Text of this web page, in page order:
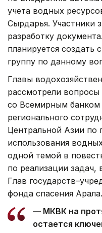
учета водных
Сырдарья. Участники
разработку
планируется создать
группу по данному
Главы
рассмотрели вопросы
со Всемирным банком
регионального
Центральной Азии
использования
одной темой в
по реализации
Глав
фонда спасения Арала.
— МКВК на
остается